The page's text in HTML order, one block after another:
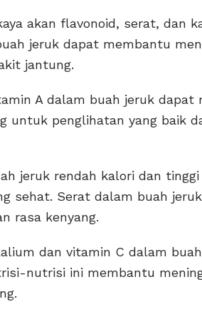
akan flavonoid, serat, dan
jeruk dapat membantu
jantung.
A dalam buah jeruk dapat
untuk penglihatan yang baik
jeruk rendah kalori dan
sehat. Serat dalam buah
rasa kenyang.
dan vitamin C dalam
nutrisi ini membantu